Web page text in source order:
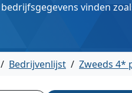
bedrijfsgegevens vinden
/ Bedrijvenlijst / Zweeds 4*